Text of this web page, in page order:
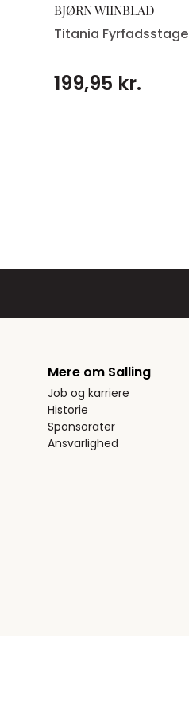
BJØRN WIINBLAD
Titania Fyrfadsstage
199,95 kr.
Mere om Salling
Job og karriere
Historie
Sponsorater
Ansvarlighed